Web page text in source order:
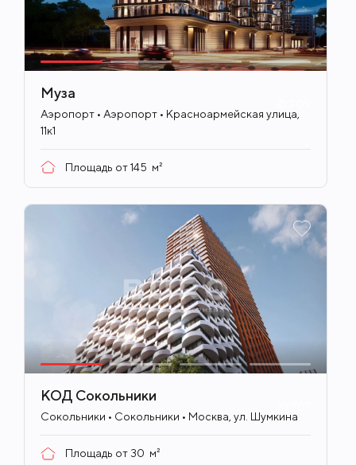
Муза
Аэропорт • Аэропорт • Красноармейская улица,
11к1
Площадь от145 м²
КОД Сокольники
Сокольники • Сокольники • Москва, ул. Шумкина
Площадь от30 м²